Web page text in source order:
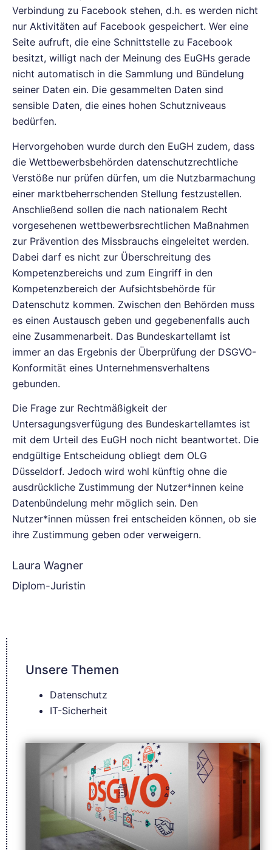
Verbindung zu Facebook stehen, d.h. es werden nicht
nur Aktivitäten auf Facebook gespeichert. Wer eine
Seite aufruft, die eine Schnittstelle zu Facebook
besitzt, willigt nach der Meinung des EuGHs gerade
nicht automatisch in die Sammlung und Bündelung
seiner Daten ein. Die gesammelten Daten sind
sensible Daten, die eines hohen Schutzniveaus
bedürfen.
Hervorgehoben wurde durch den EuGH zudem, dass
die Wettbewerbsbehörden datenschutzrechtliche
Verstöße nur prüfen dürfen, um die Nutzbarmachung
einer marktbeherrschenden Stellung festzustellen.
Anschließend sollen die nach nationalem Recht
vorgesehenen wettbewerbsrechtlichen Maßnahmen
zur Prävention des Missbrauchs eingeleitet werden.
Dabei darf es nicht zur Überschreitung des
Kompetenzbereichs und zum Eingriff in den
Kompetenzbereich der Aufsichtsbehörde für
Datenschutz kommen. Zwischen den Behörden muss
es einen Austausch geben und gegebenenfalls auch
eine Zusammenarbeit. Das Bundeskartellamt ist
immer an das Ergebnis der Überprüfung der DSGVO-
Konformität eines Unternehmensverhaltens
gebunden.
Die Frage zur Rechtmäßigkeit der
Untersagungsverfügung des Bundeskartellamtes ist
mit dem Urteil des EuGH noch nicht beantwortet. Die
endgültige Entscheidung obliegt dem OLG
Düsseldorf. Jedoch wird wohl künftig ohne die
ausdrückliche Zustimmung der Nutzer*innen keine
Datenbündelung mehr möglich sein. Den
Nutzer*innen müssen frei entscheiden können, ob sie
ihre Zustimmung geben oder verweigern.
Laura Wagner
Diplom-Juristin
Unsere Themen
Datenschutz
IT-Sicherheit